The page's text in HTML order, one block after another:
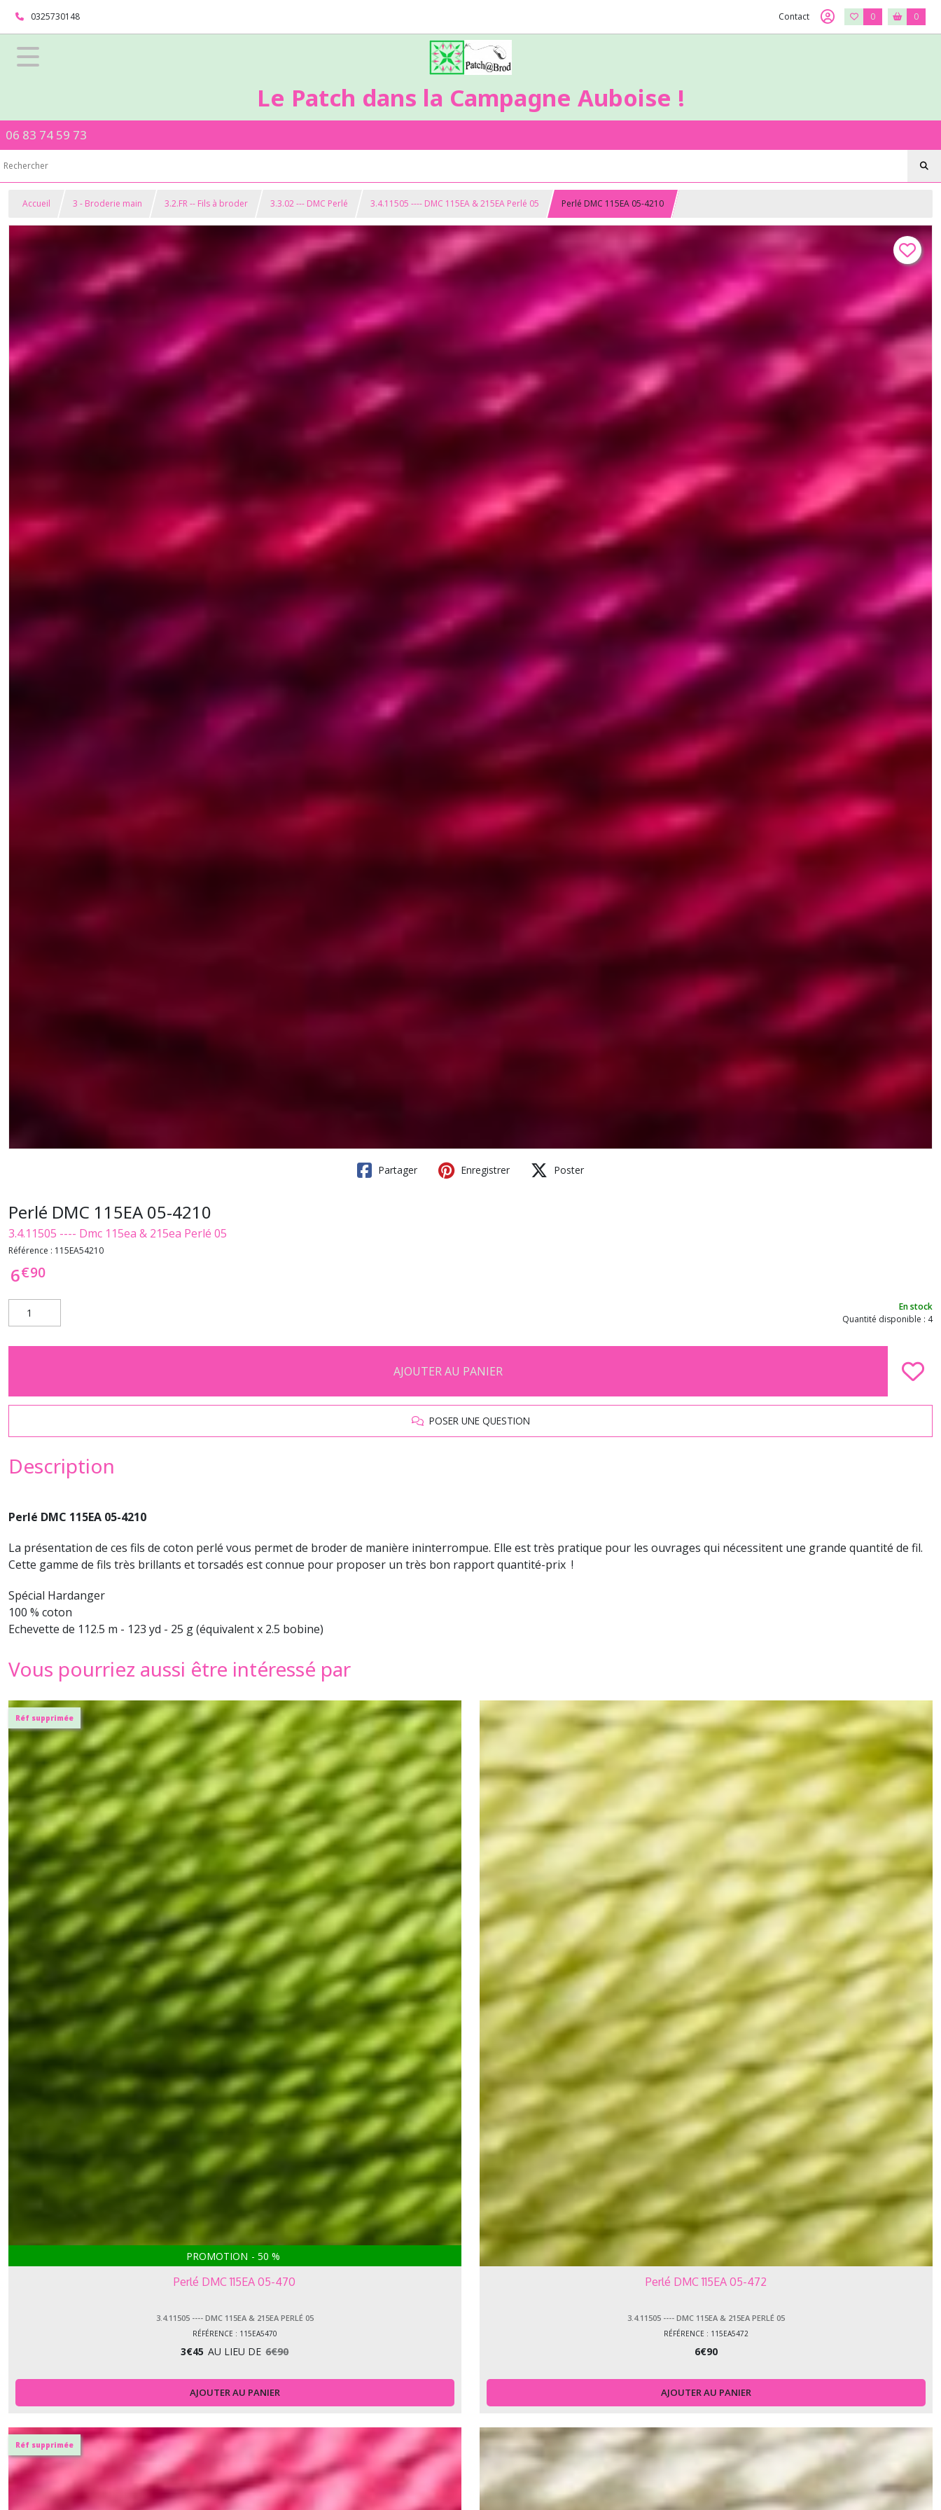
0325730148 Contact 0 0
Le Patch dans la Campagne Auboise !
06 83 74 59 73
Accueil 3 - Broderie main 3.2.FR -- Fils à broder 3.3.02 --- DMC Perlé 3.4.11505 ---- DMC 115EA & 215EA Perlé 05 Perlé DMC 115EA 05-4210
Partager Enregistrer Poster
Perlé DMC 115EA 05-4210
3.4.11505 ---- Dmc 115ea & 215ea Perlé 05
Référence : 115EA54210
6€90
En stock
Quantité disponible : 4
AJOUTER AU PANIER
POSER UNE QUESTION
Description
Perlé DMC 115EA 05-4210
La présentation de ces fils de coton perlé vous permet de broder de manière ininterrompue. Elle est très pratique pour les ouvrages qui nécessitent une grande quantité de fil.
Cette gamme de fils très brillants et torsadés est connue pour proposer un très bon rapport quantité-prix !
Spécial Hardanger
100 % coton
Echevette de 112.5 m - 123 yd - 25 g (équivalent x 2.5 bobine)
Vous pourriez aussi être intéressé par
Réf supprimée
PROMOTION - 50 %
Perlé DMC 115EA 05-470
3.4.11505 ---- DMC 115EA & 215EA PERLÉ 05
RÉFÉRENCE : 115EA5470
3€45 AU LIEU DE 6€90
AJOUTER AU PANIER
Perlé DMC 115EA 05-472
3.4.11505 ---- DMC 115EA & 215EA PERLÉ 05
RÉFÉRENCE : 115EA5472
6€90
AJOUTER AU PANIER
Réf supprimée